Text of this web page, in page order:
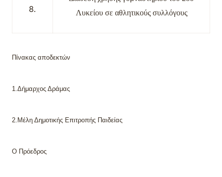
Λυκείου σε αθλητικούς συλλόγους
Πίνακας αποδεκτών
1.Δήμαρχος Δράμας
2. Mέλη Δημοτικής Επιτροπής Παιδείας
Ο Πρόεδρος